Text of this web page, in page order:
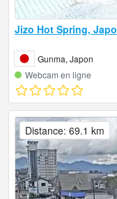
Jizo Hot Spring,
Gunma, Japon
Webcam en ligne
Distance: 69.1 km